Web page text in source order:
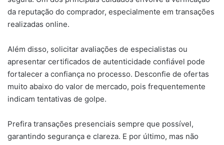
da reputação do comprador, especialmente em transações
realizadas online.
Além disso, solicitar avaliações de especialistas ou
apresentar certificados de autenticidade confiável pode
fortalecer a confiança no processo. Desconfie de ofertas
muito abaixo do valor de mercado, pois frequentemente
indicam tentativas de golpe.
Prefira transações presenciais sempre que possível,
garantindo segurança e clareza. E por último, mas não